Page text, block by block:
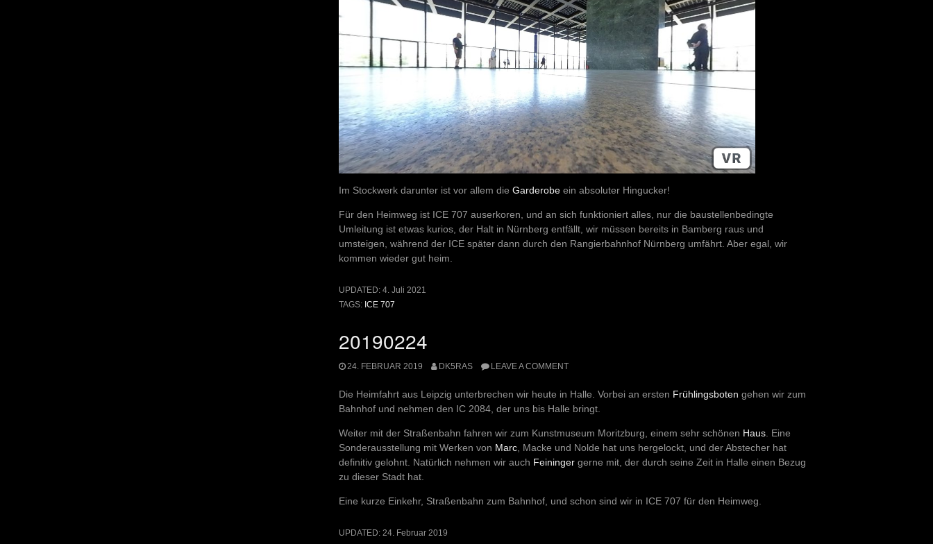
Im Stockwerk darunter ist vor allem die Garderobe ein absoluter Hingucker!
Für den Heimweg ist ICE 707 auserkoren, und an sich funktioniert alles, nur die baustellenbedingte
Umleitung ist etwas kurios, der Halt in Nürnberg entfällt, wir müssen bereits in Bamberg raus und
umsteigen, während der ICE später dann durch den Rangierbahnhof Nürnberg umfährt. Aber egal, wir
kommen wieder gut heim.
UPDATED: 4. Juli 2021
TAGS: ICE 707
20190224
24. FEBRUAR 2019 DK5RAS LEAVE A COMMENT
Die Heimfahrt aus Leipzig unterbrechen wir heute in Halle. Vorbei an ersten Frühlingsboten gehen wir zum
Bahnhof und nehmen den IC 2084, der uns bis Halle bringt.
Weiter mit der Straßenbahn fahren wir zum Kunstmuseum Moritzburg, einem sehr schönen Haus . Eine
Sonderausstellung mit Werken von Marc , Macke und Nolde hat uns hergelockt, und der Abstecher hat
definitiv gelohnt. Natürlich nehmen wir auch Feininger gerne mit, der durch seine Zeit in Halle einen Bezug
zu dieser Stadt hat.
Eine kurze Einkehr, Straßenbahn zum Bahnhof, und schon sind wir in ICE 707 für den Heimweg.
UPDATED: 24. Februar 2019